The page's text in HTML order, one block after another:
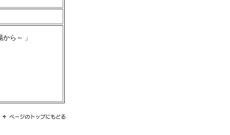
ら～ 」